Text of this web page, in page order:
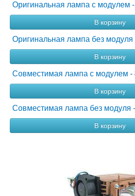
Оригинальная лампа с модулем -
В корзину
Оригинальная лампа без модуля
В корзину
Совместимая лампа с модулем -
В корзину
Совместимая лампа без модуля -
В корзину